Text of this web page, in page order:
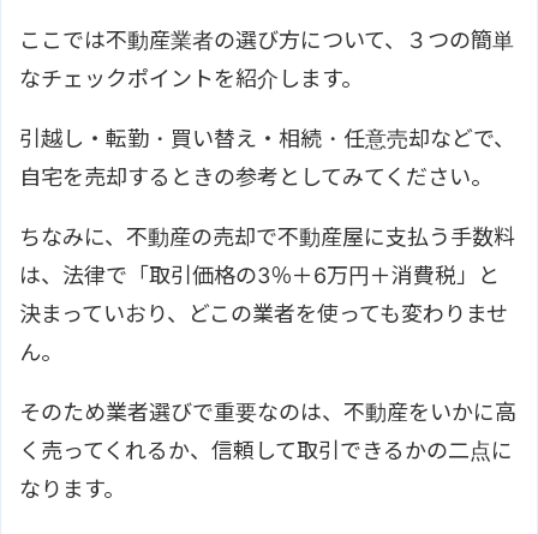
ここでは不動産業者の選び方について、３つの簡単
なチェックポイントを紹介します。
引越し・転勤・買い替え・相続・任意売却などで、
自宅を売却するときの参考としてみてください。
ちなみに、不動産の売却で不動産屋に支払う手数料
は、法律で「取引価格の3％＋6万円＋消費税」と
決まっていおり、どこの業者を使っても変わりませ
ん。
そのため業者選びで重要なのは、不動産をいかに高
く売ってくれるか、信頼して取引できるかの二点に
なります。